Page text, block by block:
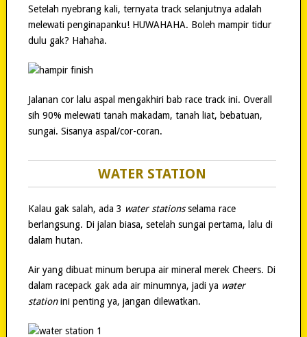
Setelah nyebrang kali, ternyata track selanjutnya adalah
melewati penginapanku! HUWAHAHA. Boleh mampir tidur
dulu gak? Hahaha.
Jalanan cor lalu aspal mengakhiri bab race track ini. Overall
sih 90% melewati tanah makadam, tanah liat, bebatuan,
sungai. Sisanya aspal/cor-coran.
WATER STATION
Kalau gak salah, ada 3 water stationsselama race
berlangsung. Di jalan biasa, setelah sungai pertama, lalu di
dalam hutan.
Air yang dibuat minum berupa air mineral merek Cheers. Di
dalam racepack gak ada air minumnya, jadi ya water
stationini penting ya, jangan dilewatkan.